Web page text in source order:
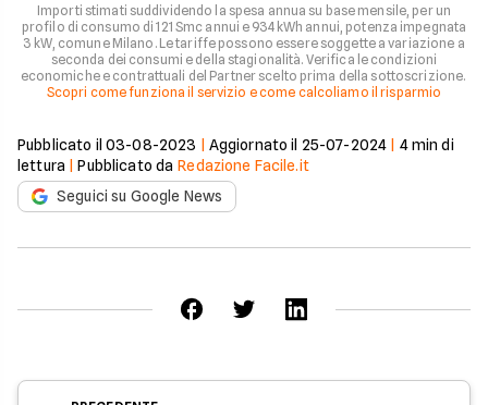
Importi stimati suddividendo la spesa annua su base mensile, per un
profilo di consumo di 121 Smc annui e 934 kWh annui, potenza impegnata
3 kW, comune Milano. Le tariffe possono essere soggette a variazione a
seconda dei consumi e della stagionalità. Verifica le condizioni
economiche e contrattuali del Partner scelto prima della sottoscrizione.
Scopri come funziona il servizio e come calcoliamo il risparmio
Pubblicato il 03-08-2023 Aggiornato il 25-07-2024 4min di
lettura |Pubblicato da Redazione Facile.it
Seguici su Google News